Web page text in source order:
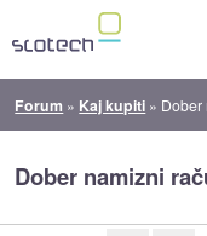
Forum » Kaj kupiti » Dober
Dober namizni